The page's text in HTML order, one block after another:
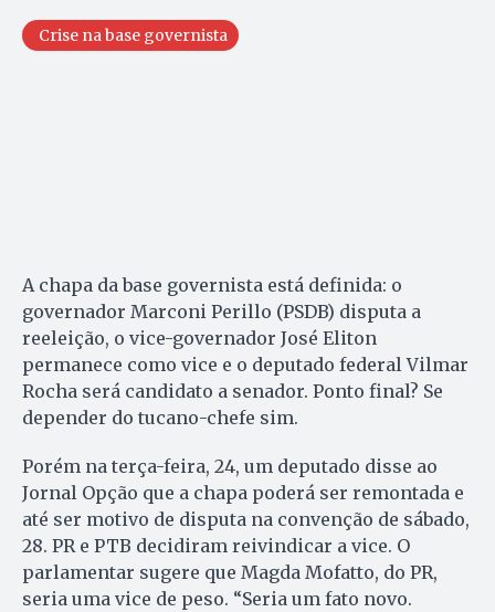
Crise na base governista
A chapa da base governista está definida: o
governador Marconi Perillo (PSDB) disputa a
reeleição, o vice-governador José Eliton
permanece como vice e o deputado federal Vilmar
Rocha será candidato a senador. Ponto final? Se
depender do tucano-chefe sim.
Porém na terça-feira, 24, um deputado disse ao
Jornal Opção que a chapa poderá ser remontada e
até ser motivo de disputa na convenção de sábado,
28. PR e PTB decidiram reivindicar a vice. O
parlamentar sugere que Magda Mofatto, do PR,
seria uma vice de peso. “Seria um fato novo.